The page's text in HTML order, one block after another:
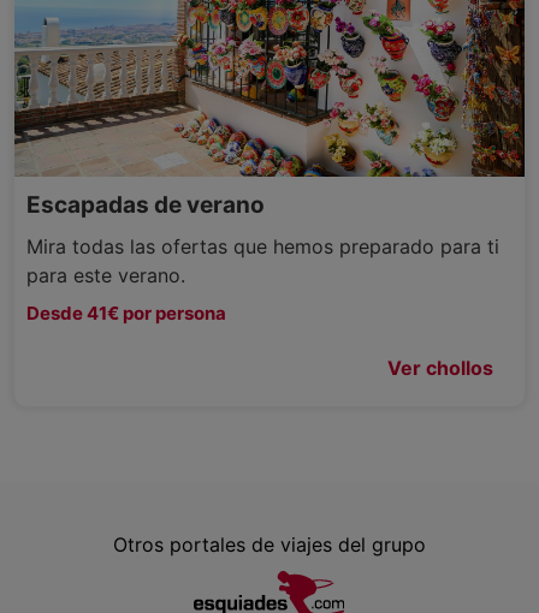
Escapadas de verano
Mira todas las ofertas que hemos preparado para ti
para este verano.
Desde 41€ por persona
Ver chollos
Otros portales de viajes del grupo